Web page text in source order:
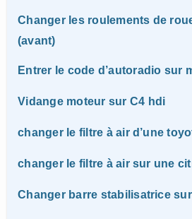
Changer les roulements de
(avant)
Entrer le code d’autoradio sur
Vidange moteur sur C4 hdi
changer le filtre à air d’une
changer le filtre à air sur une
Changer barre stabilisatrice